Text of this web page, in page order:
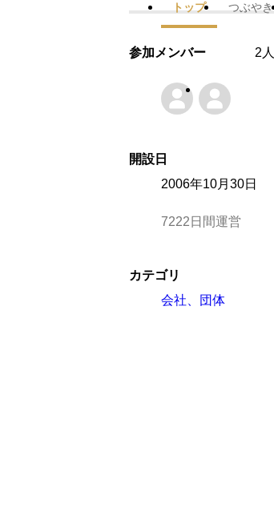
トップ つぶやき
参加メンバー 2人
開設日
2006年10月30日
7222日間運営
カテゴリ
会社、団体